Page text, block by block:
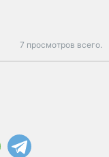
7 просмотров всего.